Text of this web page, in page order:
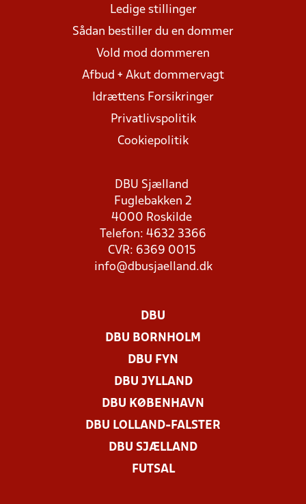
Ledige stillinger
Sådan bestiller du en dommer
Vold mod dommeren
Afbud + Akut dommervagt
Idrættens Forsikringer
Privatlivspolitik
Cookiepolitik
DBU Sjælland
Fuglebakken 2
4000 Roskilde
Telefon: 4632 3366
CVR: 6369 0015
info@dbusjaelland.dk
DBU
DBU BORNHOLM
DBU FYN
DBU JYLLAND
DBU KØBENHAVN
DBU LOLLAND-FALSTER
DBU SJÆLLAND
FUTSAL